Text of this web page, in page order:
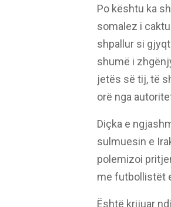
Po kështu ka
somalez i
shpallur si
shumë i
jetës së tij, të
orë nga
Diçka e
sulmuesin e
polemizoi
me futbollistët
Është krijuar